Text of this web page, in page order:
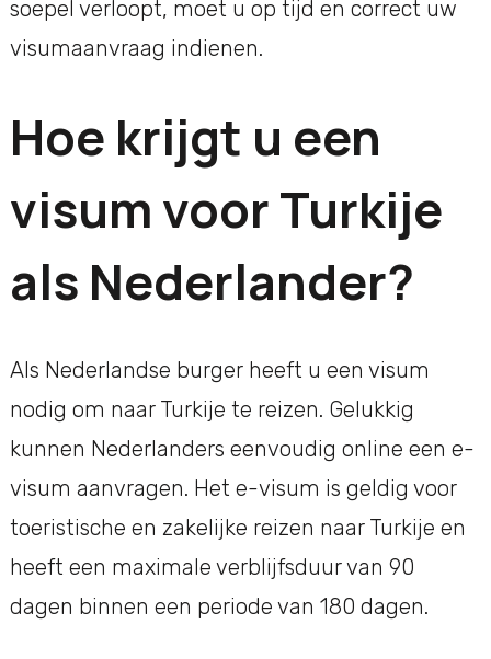
soepel verloopt, moet u op tijd en correct uw
visumaanvraag indienen.
Hoe krijgt u een
visum voor Turkije
als Nederlander?
Als Nederlandse burger heeft u een visum
nodig om naar Turkije te reizen. Gelukkig
kunnen Nederlanders eenvoudig online een e-
visum aanvragen. Het e-visum is geldig voor
toeristische en zakelijke reizen naar Turkije en
heeft een maximale verblijfsduur van 90
dagen binnen een periode van 180 dagen.